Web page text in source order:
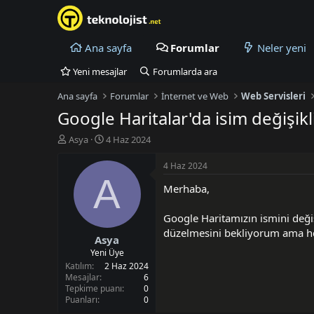
Ana sayfa Forumlar Neler yeni
Yeni mesajlar
Forumlarda ara
Ana sayfa
Forumlar İnternet ve Web Web Servisleri
Google Haritalar'da isim
K
a
t
a
n
Asya
B
ş
a
n
ı
ç
t
a
i
4 Haz 2024
A
Asya
Yeni Üye
Katılım
2 Haz 2024
Mesajlar
6
Tepkime puanı
0
Puanları
0
4 Haz 2024
Merhaba,
Google Haritamızın ismini
düzelmesini bekliyorum ama